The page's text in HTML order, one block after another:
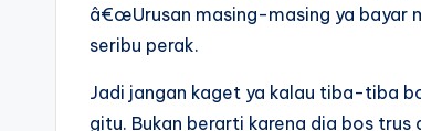
â€œUrusan masing-masing ya bayar
seribu perak.
Jadi jangan kaget ya kalau tiba-tiba
gitu. Bukan berarti karena dia bos